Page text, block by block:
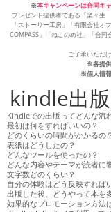
※本キャンペーンは合同キ
プレゼント提供者である「楽々
「ストーリー工房」「有限会社
COMPASS」「ねこのめ社」「合
ご了承いただ
※各提
※個人情
kindle出
Kindleでの出版ってどんな流
最初は何をすればいいの？
どのくらいの時間がかかるの？
表紙はどうしたの？
どんなツールを使ったの？
どんな内容やテーマが読者に
文字数どのくらい？
自分の体験はどう反映すれば
出版した後、どうやって本を
効果的なプロモーション方法